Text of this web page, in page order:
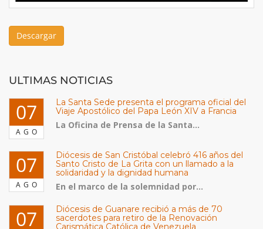
Descargar
ULTIMAS NOTICIAS
07
AGO
La Santa Sede presenta el programa oficial del
Viaje Apostólico del Papa León XIV a Francia
La Oficina de Prensa de la Santa...
07
AGO
Diócesis de San Cristóbal celebró 416 años del
Santo Cristo de La Grita con un llamado a la
solidaridad y la dignidad humana
En el marco de la solemnidad por...
07
Diócesis de Guanare recibió a más de 70
sacerdotes para retiro de la Renovación
Carismática Católica de Venezuela